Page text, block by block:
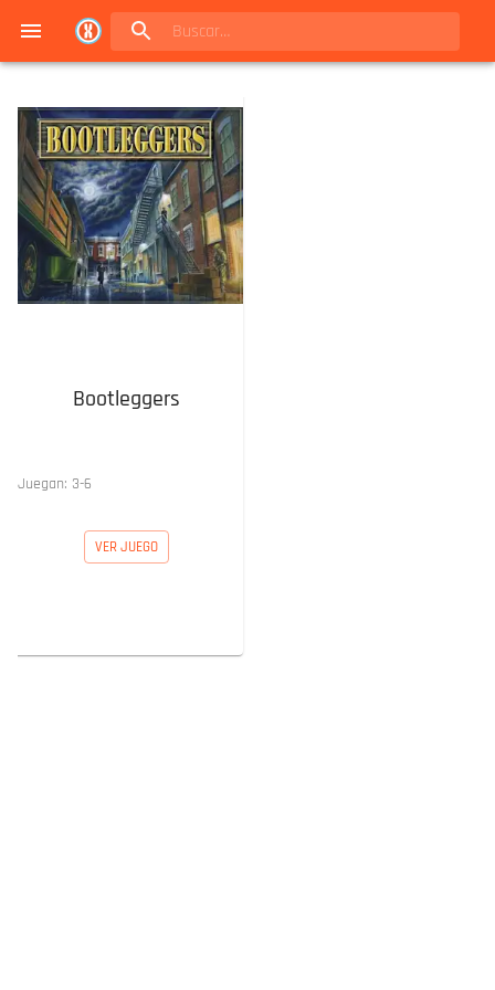
Bootleggers
Juegan: 3-6
VER JUEGO
Navigated to Juegos de mesa en Buenos Aires | Conexión Berlín - Catálogo